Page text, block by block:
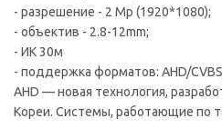
- разрешение - 2 Mp (1920*1080);
- объектив - 2.8-12mm;
- ИК 30м
- поддержка форматов: AHD/
AHD — новая технология,
Кореи. Системы, работающие по